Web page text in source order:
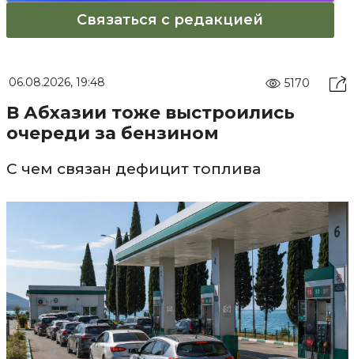
Связаться с редакцией
06.08.2026, 19:48 5170
В Абхазии тоже выстроились
очереди за бензином
С чем связан дефицит топлива